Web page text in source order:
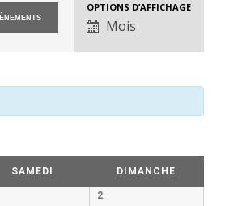
Évènement
Views
OPTIONS D’AFFICHAGE
Mois
SAMEDI DIMANCHE
2